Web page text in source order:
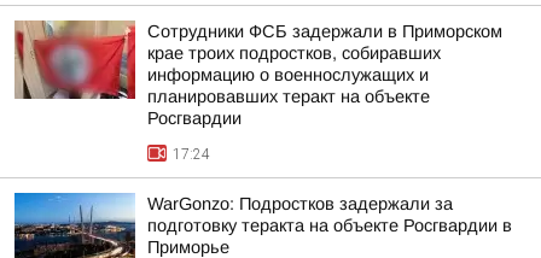
Сотрудники ФСБ задержали в Приморском
крае троих подростков, собиравших
информацию о военнослужащих и
планировавших теракт на объекте
Росгвардии
17:24
WarGonzo: Подростков задержали за
подготовку теракта на объекте Росгвардии в
Приморье